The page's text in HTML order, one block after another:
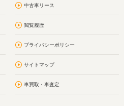
中古車リース
閲覧履歴
プライバシーポリシー
サイトマップ
車買取・車査定